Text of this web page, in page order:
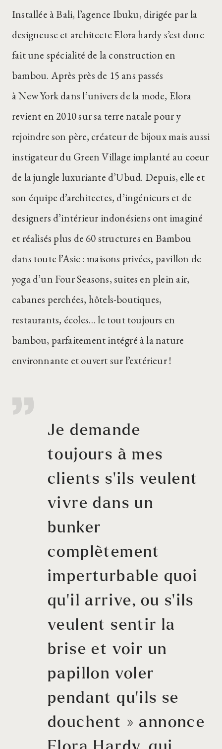
Installée à Bali, l’agence Ibuku, dirigée par la
designeuse et architecte Elora hardy s’est donc
fait une spécialité de la construction en
bambou. Après près de 15 ans passés
à New York dans l’univers de la mode, Elora
revient en 2010 sur sa terre natale pour y
rejoindre son père, créateur de bijoux mais aussi
instigateur du Green Village implanté au coeur
de la jungle luxuriante d’Ubud. Depuis, elle et
son équipe d’architectes, d’ingénieurs et de
designers d’intérieur indonésiens ont imaginé
et réalisés plus de 60 structures en Bambou
dans toute l’Asie : maisons privées, pavillon de
yoga d’un Four Seasons, suites en plein air,
cabanes perchées, hôtels-boutiques,
restaurants, écoles… le tout toujours en
bambou, parfaitement intégré à la nature
environnante et ouvert sur l’extérieur !
Je demande
toujours à mes
clients s’ils veulent
vivre dans un
bunker
complètement
imperturbable quoi
qu’il arrive, ou s’ils
veulent sentir la
brise et voir un
papillon voler
pendant qu’ils se
douchent » annonce